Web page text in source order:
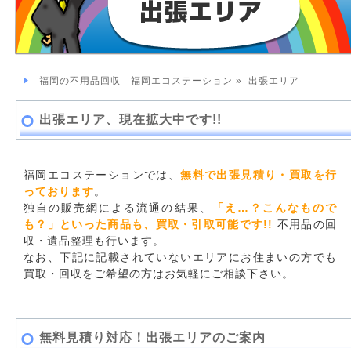
福岡の不用品回収 福岡エコステーション » 出張エリア
出張エリア、現在拡大中です!!
福岡エコステーションでは、無料で出張見積り・買取を行
っております。
独自の販売網による流通の結果、
「え…？こんなもので
も？」といった商品も、買取・引取可能です!! 不用品の回
収・遺品整理も行います。
なお、下記に記載されていないエリアにお住まいの方でも
買取・回収をご希望の方はお気軽にご相談下さい。
無料見積り対応！出張エリアのご案内